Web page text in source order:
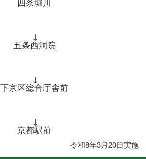
↓
五条西洞院
↓
下京区総合庁舎前
↓
京都駅前
令和8年3月20日実施